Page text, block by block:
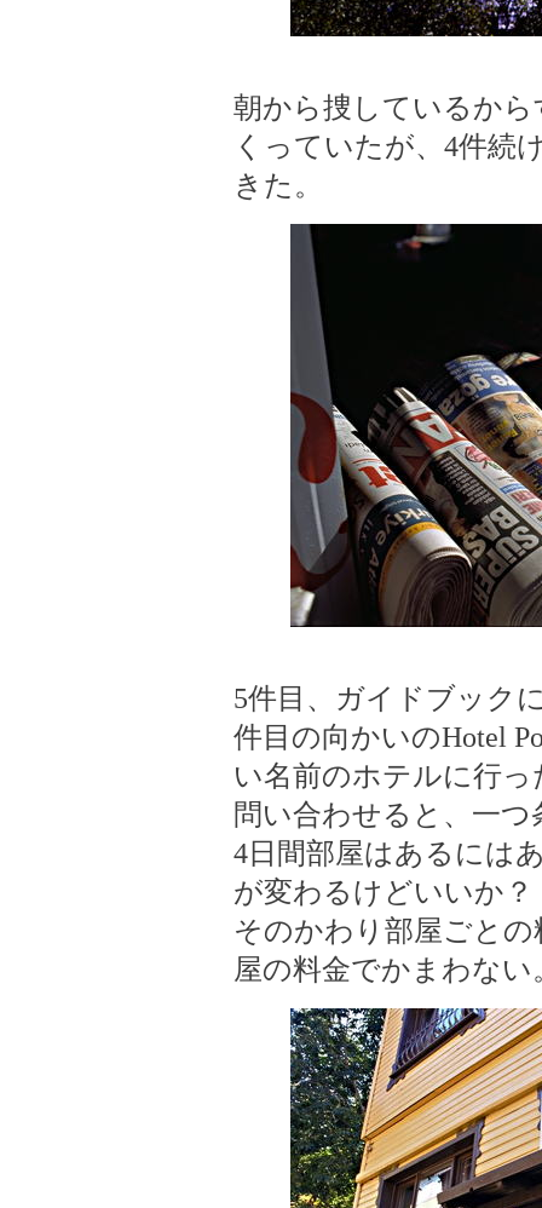
朝から捜しているか
くっていたが、4件続
きた。
5件目、ガイドブック
件目の向かいのHotel
い名前のホテルに行っ
問い合わせると、一つ
4日間部屋はあるには
が変わるけどいいか？
そのかわり部屋ごと
屋の料金でかまわない